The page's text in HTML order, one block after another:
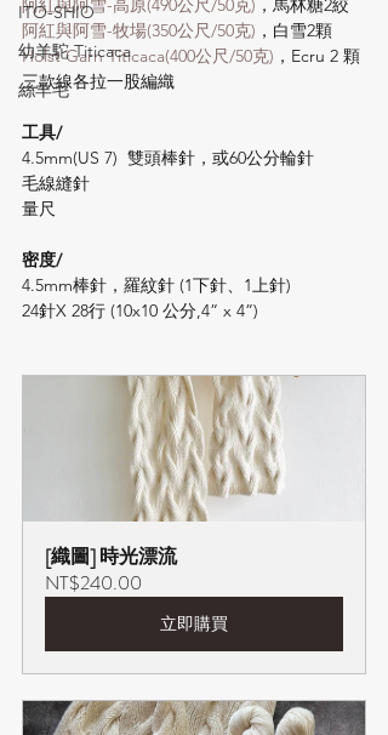
ITO-SHIO
幼羊駝 Titicaca
絲羊毛
阿紅與阿雪-高原(490公尺/50克) ，馬林糖2絞
阿紅與阿雪-牧場(350公尺/50克) ，白雪2顆
Holst Garn Titicaca(400公尺/50克) ，Ecru 2 顆
三款線各拉一股編織
工具/
4.5mm(US 7)  雙頭棒針，或60公分輪針
毛線縫針
量尺
密度/
4.5mm棒針，羅紋針 (1下針、1上針)
24針X 28行 (10x10 公分,4” x 4”)
[織圖] 時光漂流
NT$240.00
立即購買